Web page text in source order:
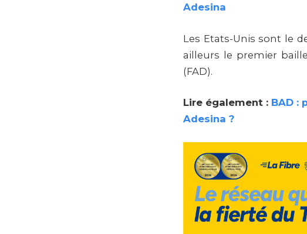
Adesina
Les Etats-Unis sont le
ailleurs le premier
(FAD).
Lire également : BAD :
Adesina ?